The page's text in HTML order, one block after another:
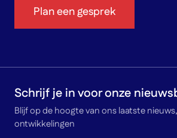
Plan een gesprek
Schrijf je in voor onze
Blijf op de hoogte van ons laatste
ontwikkelingen